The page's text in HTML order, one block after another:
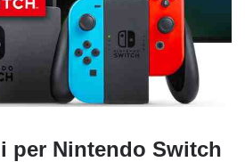
per Nintendo Switch